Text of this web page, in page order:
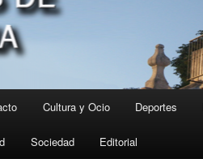
Cultura y Ocio Deportes
Sociedad Editorial